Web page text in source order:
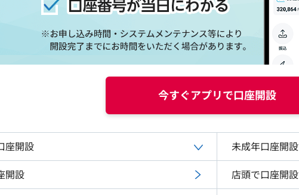
今すぐアプリで口座開設
座開設 未成年口座開設
開設 店頭で口座開設